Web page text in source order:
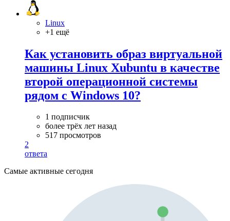
Linux
+1 ещё
Как установить образ виртуальной
машины Linux Xubuntu в качестве
второй операционной системы
рядом с Windows 10?
1 подписчик
более трёх лет назад
517 просмотров
2
ответа
Самые активные сегодня